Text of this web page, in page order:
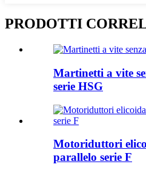
PRODOTTI
Martinetti a vite
serie HSG
Motoriduttori
parallelo serie F